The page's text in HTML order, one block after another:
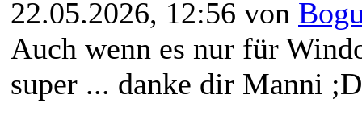
22.05.2026, 12:56 von
Auch wenn es nur für
super ... danke dir Manni ;D